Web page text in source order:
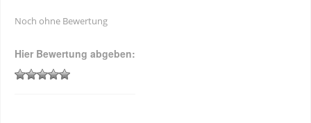
Noch ohne Bewertung
Hier Bewertung abgeben: